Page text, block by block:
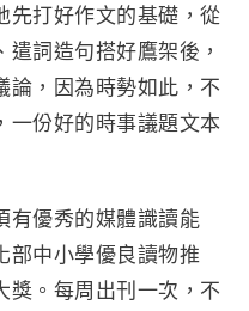
先打好作文的基礎，從
詞造句搭好鷹架後，
論，因為時勢如此，不
一份好的時事議題文本
有優秀的媒體識讀能
部中小學優良讀物推
獎。每周出刊一次，不